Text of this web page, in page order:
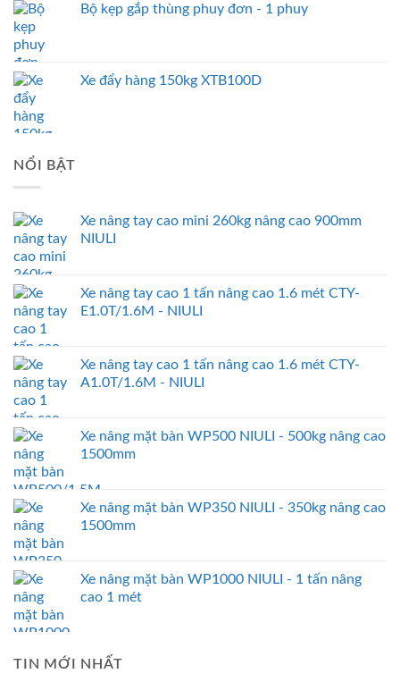
Bộ kẹp gắp thùng phuy đơn - 1 phuy
Xe đẩy hàng 150kg XTB100D
NỔI BẬT
Xe nâng tay cao mini 260kg nâng cao 900mm
NIULI
Xe nâng tay cao 1 tấn nâng cao 1.6 mét CTY-
E1.0T/1.6M - NIULI
Xe nâng tay cao 1 tấn nâng cao 1.6 mét CTY-
A1.0T/1.6M - NIULI
Xe nâng mặt bàn WP500 NIULI - 500kg nâng cao
1500mm
Xe nâng mặt bàn WP350 NIULI - 350kg nâng cao
1500mm
Xe nâng mặt bàn WP1000 NIULI - 1 tấn nâng
cao 1 mét
TIN MỚI NHẤT